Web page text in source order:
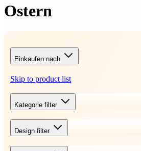
Ostern
Einkaufen nach
Skip to product list
Kategorie filter
Design filter